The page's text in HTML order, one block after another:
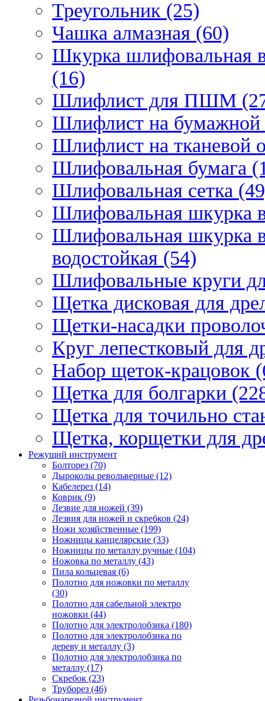
Треугольник (25)
Чашка алмазная (60)
Шкурка шлифовальная
(16)
Шлифлист для ПШМ
Шлифлист на бумажной
Шлифлист на тканевой
Шлифовальная бумага
Шлифовальная сетка
Шлифовальная шкурка
Шлифовальная шкурка
водостойкая (54)
Шлифовальные круги
Щетка дисковая для
Щетки-насадки
Круг лепестковый для
Набор щеток-крацовок
Щетка для болгарки
Щетка для точильно
Щетка, корщетки для
Режущий инструмент
Болторез (70)
Дыроколы револьверные (12)
Кабелерез (14)
Коврик (9)
Лезвие для ножей (39)
Лезвия для ножей и скребков (24)
Ножи хозяйственные (199)
Ножницы канцелярские (33)
Ножницы по металлу ручные (104)
Ножовка по металлу (43)
Пила кольцевая (6)
Полотно для ножовки по металлу
(30)
Полотно для сабельной электро
ножовки (44)
Полотно для электролобзика (180)
Полотно для электролобзика по
дереву и металлу (3)
Полотно для электролобзика по
металлу (17)
Скребок (23)
Труборез (46)